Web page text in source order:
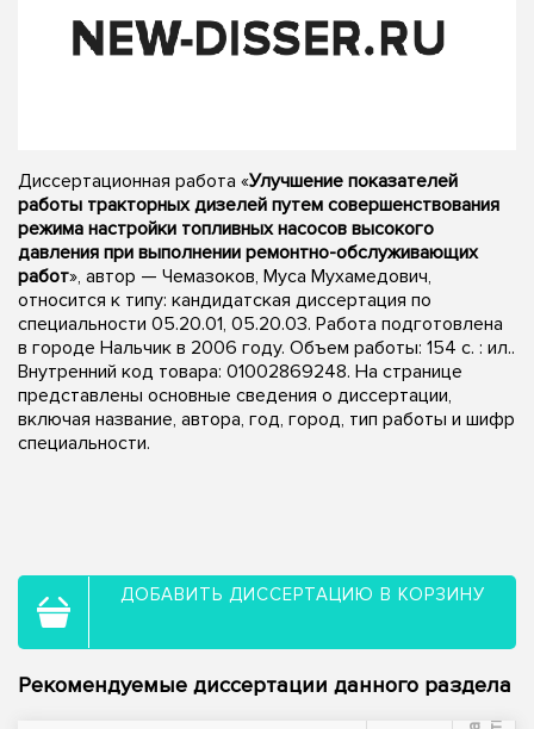
Диссертационная работа «Улучшение показателей
работы тракторных дизелей путем совершенствования
режима настройки топливных насосов высокого
давления при выполнении ремонтно-обслуживающих
работ», автор — Чемазоков, Муса Мухамедович,
относится к типу: кандидатская диссертация по
специальности 05.20.01, 05.20.03. Работа подготовлена
в городе Нальчик в 2006 году. Объем работы: 154 с. : ил..
Внутренний код товара: 01002869248. На странице
представлены основные сведения о диссертации,
включая название, автора, год, город, тип работы и шифр
специальности.
ДОБАВИТЬ ДИССЕРТАЦИЮ В КОРЗИНУ
Рекомендуемые диссертации данного раздела